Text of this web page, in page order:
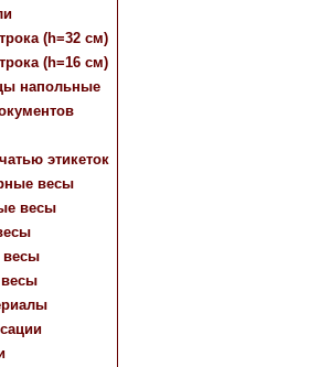
(h=32 см)
(h=16 см)
напольные
этикеток
весы
весы
весы